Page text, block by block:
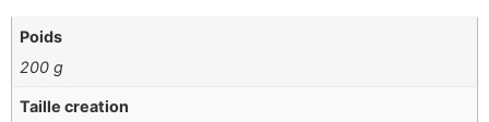
Poids
200 g
Taille creation